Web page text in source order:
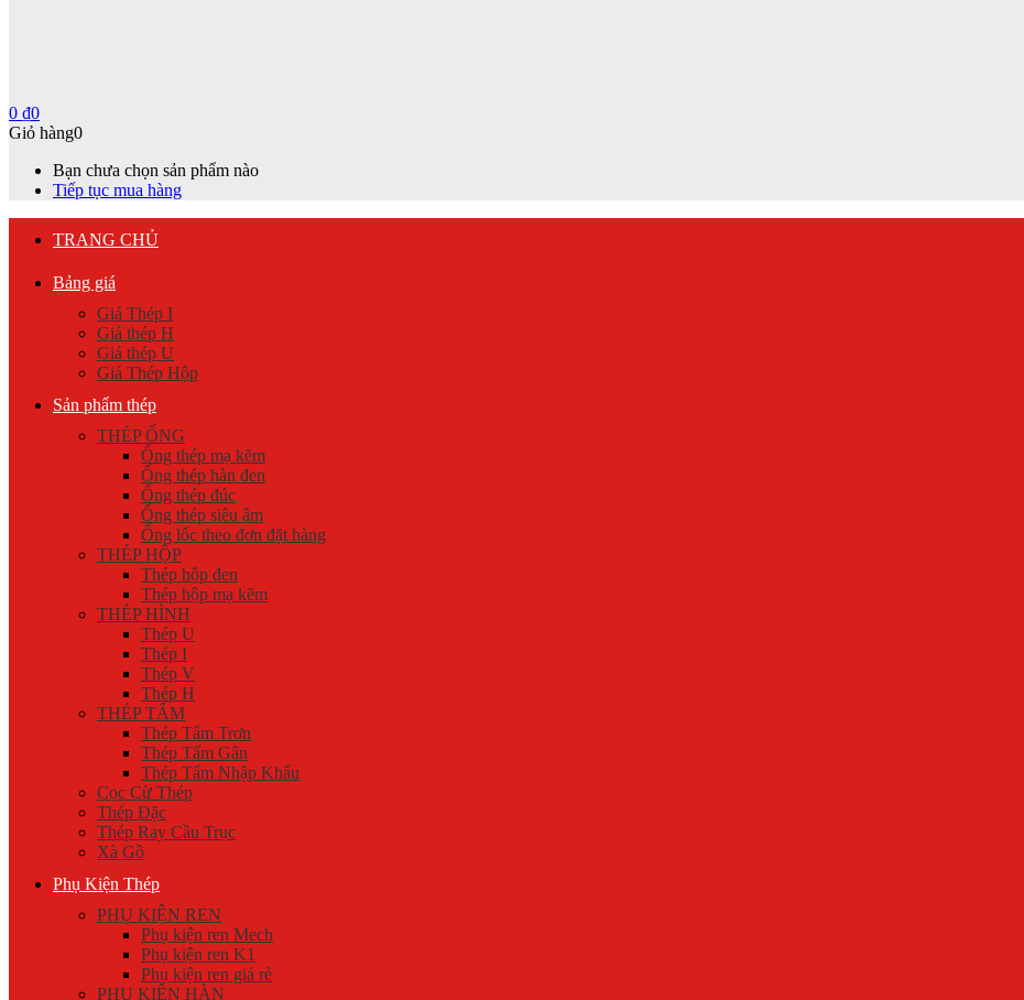
0 ₫0
Giỏ hàng0
Bạn chưa chọn sản phẩm nào
Tiếp tục mua hàng
TRANG CHỦ
Bảng giá
Giá Thép I
Giá thép H
Giá thép U
Giá Thép Hộp
Sản phẩm thép
THÉP ỐNG
Ống thép mạ kẽm
Ống thép hàn đen
Ống thép đúc
Ống thép siêu âm
Ống lốc theo đơn đặt hàng
THÉP HỘP
Thép hộp đen
Thép hộp mạ kẽm
THÉP HÌNH
Thép U
Thép I
Thép V
Thép H
THÉP TẤM
Thép Tấm Trơn
Thép Tấm Gân
Thép Tấm Nhập Khẩu
Cọc Cừ Thép
Thép Đặc
Thép Ray Cầu Trục
Xà Gồ
Phụ Kiện Thép
PHỤ KIỆN REN
Phụ kiện ren Mech
Phụ kiện ren K1
Phụ kiện ren giá rẻ
PHỤ KIỆN HÀN